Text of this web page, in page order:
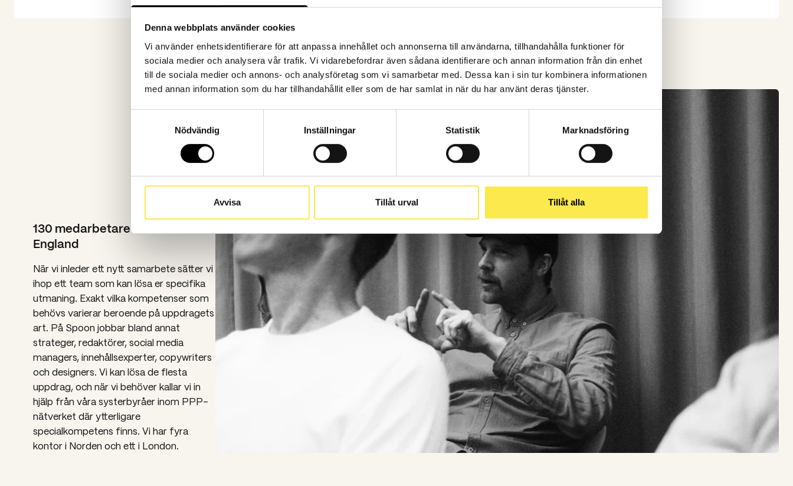
Denna webbplats använder cookies
Vi använder enhetsidentifierare för att anpassa innehållet och annonserna till användarna, tillhandahålla funktioner för
sociala medier och analysera vår trafik. Vi vidarebefordrar även sådana identifierare och annan information från din enhet
till de sociala medier och annons- och analysföretag som vi samarbetar med. Dessa kan i sin tur kombinera informationen
med annan information som du har tillhandahållit eller som de har samlat in när du har använt deras tjänster.
Nödvändig
Inställningar Statistik Marknadsföring
Avvisa Tillåt urval Tillåt alla
130 medarbetare i Norden och
England
När vi inleder ett nytt samarbete sätter vi
ihop ett team som kan lösa er specifika
utmaning. Exakt vilka kompetenser som
behövs varierar beroende på uppdragets
art. På Spoon jobbar bland annat
strateger, redaktörer, social media
managers, innehållsexperter, copywriters
och designers. Vi kan lösa de flesta
uppdrag, och när vi behöver kallar vi in
hjälp från våra systerbyråer inom PPP-
nätverket där ytterligare
specialkompetens finns. Vi har fyra
kontor i Norden och ett i London.